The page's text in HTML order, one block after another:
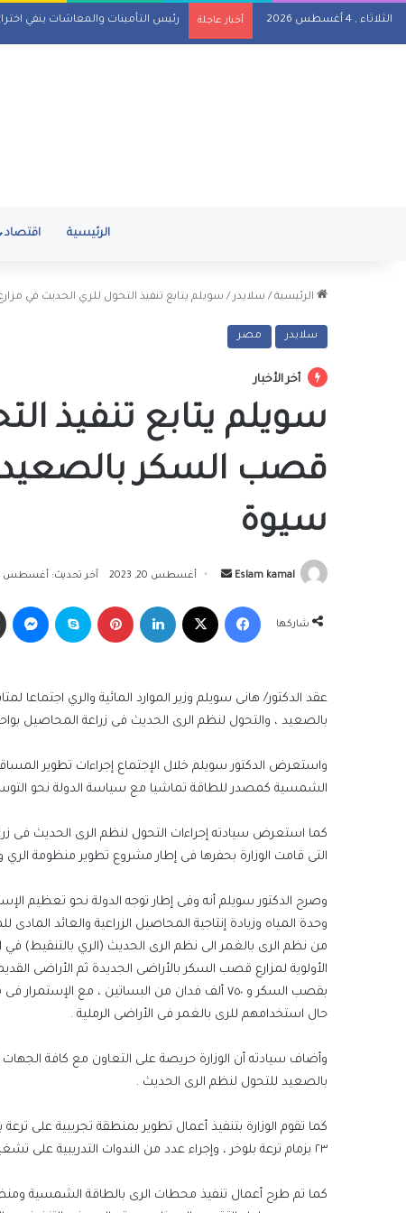
الثلاثاء , 4 أغسطس 2026 أخبار عاجلة رئيس التأمينات والمعاشات ينفي
الرئيسية اقتصاد
الرئيسية / سلايدر / سويلم يتابع تنفيذ التحول للري الحديث في
سلايدر مصر
أخر الأخبار
سويلم يتابع تنفيذ
قصب السكر بالصعيد
سيوة
Eslam kamal
أرسل
إلكترونيا
أغسطس 20, 2023 آخر تحديث: أغسطس 20, 2023
شاركها
فيسبوك لينكدإن بينتيريست سكايب
عقد الدكتور/ هانى سويلم وزير الموارد المائية والري
بالصعيد ، والتحول لنظم الرى الحديث فى زراعة المحاصيل
واستعرض الدكتور سويلم خلال الإجتماع إجراءات تطوير
الشمسية كمصدر للطاقة تماشيا مع سياسة الدولة نحو
التى قامت الوزارة بحفرها فى إطار مشروع تطوير منظومة
وصرح الدكتور سويلم أنه وفى إطار توجه الدولة نحو تعظيم
وحدة المياه وزيادة إنتاجية المحاصيل الزراعية والعائد
من نظم الرى بالغمر الى نظم الرى الحديث (الري بالتنقيط)
بقصب السكر و ٧٥٠ ألف فدان من البساتين ، مع
حال استخدامهم للرى بالغمر فى الأراضى الرملية .
وأضاف سيادته أن الوزارة حريصة على التعاون مع كافة
بالصعيد للتحول لنظم الرى الحديث .
كما تقوم الوزارة بتنفيذ أعمال تطوير بمنطقة تجريبية على
٢٣ بزمام ترعة بلوخر ، وإجراء عدد من الندوات التدريبية على تشغيل وصيانة شبكات الرى الحديث لضمان استدامة أنظمة الرى الحديث بعد تنفيذها .
كما تم طرح أعمال تنفيذ محطات الرى بالطاقة الشمسية